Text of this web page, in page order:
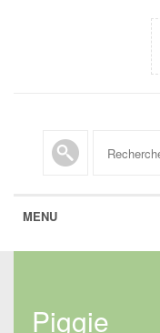
MENU
Piggie